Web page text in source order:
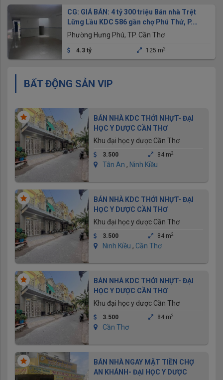
CG: GIÁ BÁN: 4 tỷ 300 triệu Bán nhà Trệt
Lững Lầu KDC 586 gần chợ Phú Thứ, P.
Hưng Phú, Tp Cần Thơ
Phường Hưng Phú, TP. Cần Thơ
4.3 tỷ 125 m2
BẤT ĐỘNG SẢN VIP
BÁN NHÀ KDC THỚI NHỰT- ĐẠI
HỌC Y DƯỢC CẦN THƠ
Khu đại học y dược Cần Thơ
3.500 84 m2
Tân An , Ninh Kiều
BÁN NHÀ KDC THỚI NHỰT- ĐẠI
HỌC Y DƯỢC CẦN THƠ
Khu đại học y dược Cần Thơ
3.500 84 m2
Ninh Kiều , Cần Thơ
BÁN NHÀ KDC THỚI NHỰT- ĐẠI
HỌC Y DƯỢC CẦN THƠ
Khu đại học y dược Cần Thơ
3.500 84 m2
Cần Thơ
BÁN NHÀ NGAY MẶT TIỀN CHỢ
AN KHÁNH- ĐẠI HỌC Y DƯỢC